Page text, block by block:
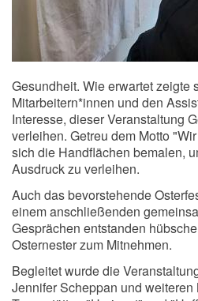
Gesundheit. Wie erwartet zeigte
Mitarbeitern*innen und den
Interesse, dieser Veranstaltung
verleihen. Getreu dem Motto
sich die Handflächen bemalen,
Ausdruck zu verleihen.
Auch das bevorstehende
einem anschließenden
Gesprächen entstanden
Osternester zum Mitnehmen.
Begleitet wurde die
Jennifer Scheppan und